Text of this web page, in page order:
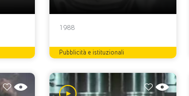
1988
Pubblicità e istituzionali